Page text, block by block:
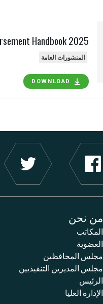
Handbook 2025
المنشورات العامة
DOWNLOAD
من نحن
المكاتب
العضوية
مجلس المحافظين
مجلس المديرين التنفيذيين
الرئيس
الإدارة العليا